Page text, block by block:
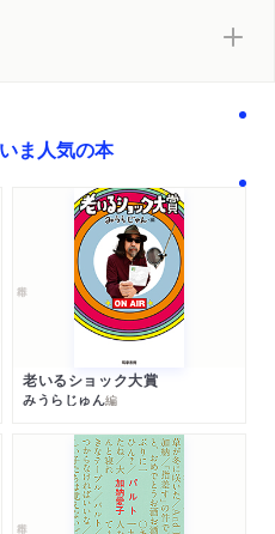
いま人気の本
老いるショック大賞
みうらじゅん編